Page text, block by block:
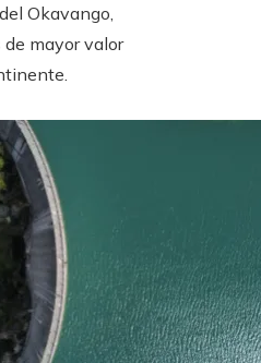
Okavango,
de mayor valor